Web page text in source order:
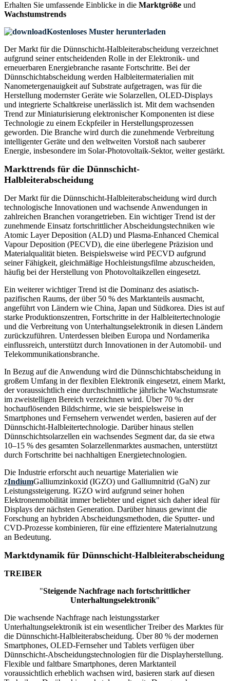
Erhalten Sie umfassende Einblicke in die Marktgröße und
Wachstumstrends
Kostenloses Muster herunterladen
Der Markt für die Dünnschicht-Halbleiterabscheidung verzeichnet
aufgrund seiner entscheidenden Rolle in der Elektronik- und
erneuerbaren Energiebranche rasante Fortschritte. Bei der
Dünnschichtabscheidung werden Halbleitermaterialien mit
Nanometergenauigkeit auf Substrate aufgetragen, was für die
Herstellung modernster Geräte wie Solarzellen, OLED-Displays
und integrierte Schaltkreise unerlässlich ist. Mit dem wachsenden
Trend zur Miniaturisierung elektronischer Komponenten ist diese
Technologie zu einem Eckpfeiler in Herstellungsprozessen
geworden. Die Branche wird durch die zunehmende Verbreitung
intelligenter Geräte und den weltweiten Vorstoß nach sauberer
Energie, insbesondere im Solar-Photovoltaik-Sektor, weiter gestärkt.
Markttrends für die Dünnschicht-
Halbleiterabscheidung
Der Markt für die Dünnschicht-Halbleiterabscheidung wird durch
technologische Innovationen und wachsende Anwendungen in
zahlreichen Branchen vorangetrieben. Ein wichtiger Trend ist der
zunehmende Einsatz fortschrittlicher Abscheidungstechniken wie
Atomic Layer Deposition (ALD) und Plasma-Enhanced Chemical
Vapour Deposition (PECVD), die eine überlegene Präzision und
Materialqualität bieten. Beispielsweise wird PECVD aufgrund
seiner Fähigkeit, gleichmäßige Hochleistungsfilme abzuscheiden,
häufig bei der Herstellung von Photovoltaikzellen eingesetzt.
Ein weiterer wichtiger Trend ist die Dominanz des asiatisch-
pazifischen Raums, der über 50 % des Marktanteils ausmacht,
angeführt von Ländern wie China, Japan und Südkorea. Dies ist auf
starke Produktionszentren, Fortschritte in der Halbleitertechnologie
und die Verbreitung von Unterhaltungselektronik in diesen Ländern
zurückzuführen. Unterdessen bleiben Europa und Nordamerika
einflussreich, unterstützt durch Innovationen in der Automobil- und
Telekommunikationsbranche.
In Bezug auf die Anwendung wird die Dünnschichtabscheidung in
großem Umfang in der flexiblen Elektronik eingesetzt, einem Markt,
der voraussichtlich eine durchschnittliche jährliche Wachstumsrate
im zweistelligen Bereich verzeichnen wird. Über 70 % der
hochauflösenden Bildschirme, wie sie beispielsweise in
Smartphones und Fernsehern verwendet werden, basieren auf der
Dünnschicht-Halbleitertechnologie. Darüber hinaus stellen
Dünnschichtsolarzellen ein wachsendes Segment dar, da sie etwa
10–15 % des gesamten Solarzellenmarktes ausmachen, unterstützt
durch Fortschritte bei nachhaltigen Energietechnologien.
Die Industrie erforscht auch neuartige Materialien wie
zIndiumGalliumzinkoxid (IGZO) und Galliumnitrid (GaN) zur
Leistungssteigerung. IGZO wird aufgrund seiner hohen
Elektronenmobilität immer beliebter und eignet sich daher ideal für
Displays der nächsten Generation. Darüber hinaus gewinnt die
Forschung an hybriden Abscheidungsmethoden, die Sputter- und
CVD-Prozesse kombinieren, für eine effizientere Materialnutzung
an Bedeutung.
Marktdynamik für Dünnschicht-Halbleiterabscheidung
TREIBER
"Steigende Nachfrage nach fortschrittlicher
Unterhaltungselektronik"
Die wachsende Nachfrage nach leistungsstarker
Unterhaltungselektronik ist ein wesentlicher Treiber des Marktes für
die Dünnschicht-Halbleiterabscheidung. Über 80 % der modernen
Smartphones, OLED-Fernseher und Tablets verfügen über
Dünnschicht-Abscheidungstechnologien für die Displayherstellung.
Flexible und faltbare Smartphones, deren Marktanteil
voraussichtlich erheblich wachsen wird, basieren stark auf diesen